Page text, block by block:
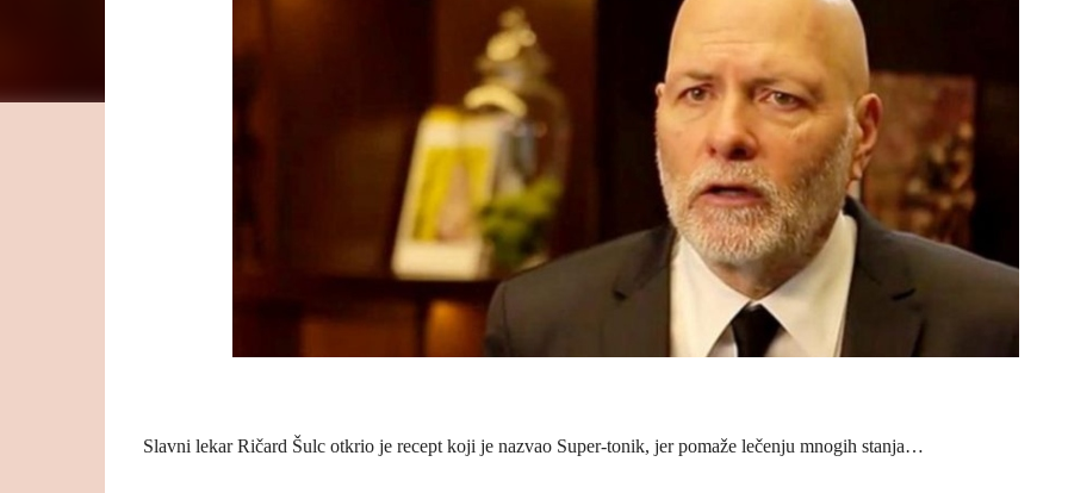
Slavni lekar Ričard Šulc otkrio je recept koji je nazvao Super-tonik, jer pomaže lečenju mnogih stanja…